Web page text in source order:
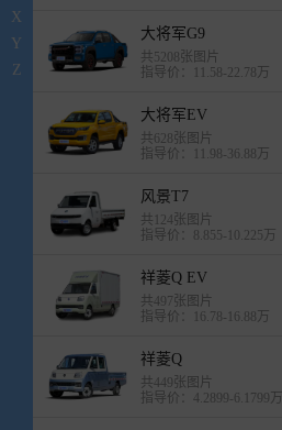
X
Y
Z
大将军G9
共5208张图片
指导价：11.58-22.78万
大将军EV
共628张图片
指导价：11.98-36.88万
风景T7
共124张图片
指导价：8.855-10.225万
祥菱Q EV
共497张图片
指导价：16.78-16.88万
祥菱Q
共449张图片
指导价：4.2899-6.1799万